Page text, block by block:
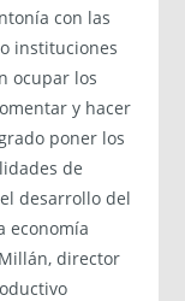
con las
instituciones
ocupar los
y hacer
poner los
de
desarrollo del
economía
director